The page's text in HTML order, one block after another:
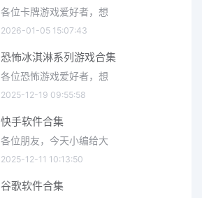
各位卡牌游戏爱好者，想
2026-01-05 15:07:43
恐怖冰淇淋系列游戏合集
各位恐怖游戏爱好者，想
2025-12-19 09:55:58
快手软件合集
各位朋友，今天小编给大
2025-12-11 10:13:50
谷歌软件合集